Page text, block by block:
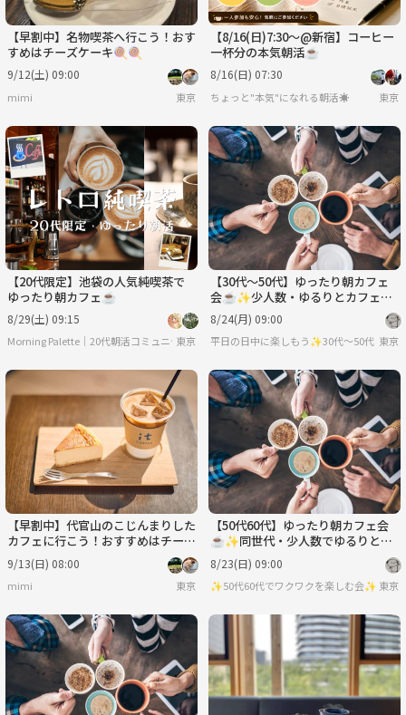
【早割中】名物喫茶へ行こう！おす
すめはチーズケーキ🍭🍭
9/12(土) 09:00
mimi 東京
【8/16(日)7:30〜@新宿】コーヒー
一杯分の本気朝活☕️
8/16(日) 07:30
ちょっと"本気"になれる朝活☀️ 東京
【20代限定】池袋の人気純喫茶で
ゆったり朝カフェ☕
8/29(土) 09:15
Morning Palette｜20代朝活コミュニティ🎨
東京
【30代〜50代】ゆったり朝カフェ
会☕️✨少人数・ゆるりとカフェト
ークを楽しもう☺️
8/24(月) 09:00
平日の日中に楽しもう✨30代〜50代（た
東京
【早割中】代官山のこじんまりした
カフェに行こう！おすすめはチーズ
ケーキです🌸🌸🌸
9/13(日) 08:00
mimi 東京
【50代60代】ゆったり朝カフェ会
☕️✨同世代・少人数でゆるりとカ
フェトークを楽しもう☺️
8/23(日) 09:00
✨50代60代でワクワクを楽しむ会✨ 東京